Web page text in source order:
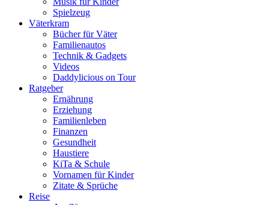
Spielzeug
Väterkram
Bücher für Väter
Familienautos
Technik & Gadgets
Videos
Daddylicious on Tour
Ratgeber
Ernährung
Erziehung
Familienleben
Finanzen
Gesundheit
Haustiere
KiTa & Schule
Vornamen für Kinder
Zitate & Sprüche
Reise